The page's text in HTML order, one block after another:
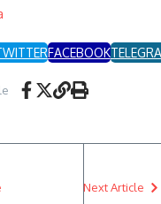
FACEBOOK
Next Article